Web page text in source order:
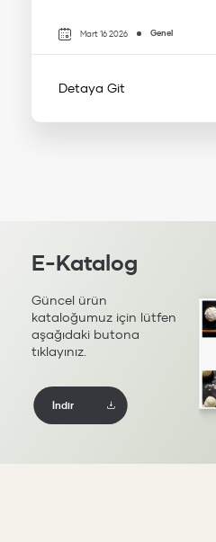
Mart 16 2026 Genel
Detaya Git
E-Katalog
Güncel ürün
kataloğumuz için lütfen
aşağıdaki butona
tıklayınız.
İndir